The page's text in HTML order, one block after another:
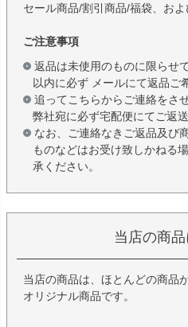
セール商品/割引商品/福袋、お
ご注意事項
返品は未使用のものに限らせ
以内に必ず メールにて返品ご
追ってこちらからご連絡をさ
弊社宛に必ず宅配便にてご返送
なお、ご連絡なきご返品及び
ものなどはお受け致しかねる
承ください。
当店の商
当店の商品は、ほとんどの商品
オリジナル商品です。